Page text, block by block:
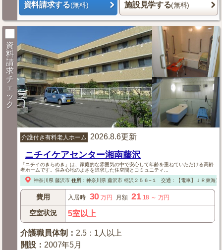
資料請求する(無料) 施設見学する(無料)
資
料
請
求
チ
ェ
ッ
ク
介護付き有料老人ホーム 2026.8.6更新
ニチイケアセンター湘南藤沢
「ニチイのきらめき」は、家庭的な雰囲気の中で安心して年齢を重ねていただける高齢
者ホームです。住み心地のよさを追求した住空間とコミュニティ...
神奈川県 藤沢市 住所： 神奈川県 藤沢市柄沢２５６−１ 交通：【電車】ＪＲ東海
費用 入居時 30 万円 月額 21.18 ～ 万円
空室状況 5室以上
介護職員体制 ： 2.5：1人以上
開設 ： 2007年5月